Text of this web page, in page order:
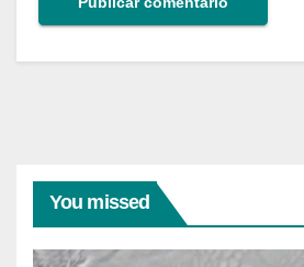
You missed